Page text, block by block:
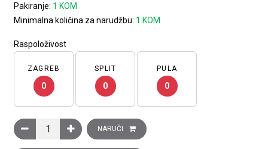
Pakiranje: 1 KOM
Minimalna količina za narudžbu: 1 KOM
Raspoloživost
ZAGREB
0
SPLIT
0
PULA
0
Ispravljač STEP POWER, ulaz: 1 faza, izlaz: 12 V DC/3 A, za
NARUČI